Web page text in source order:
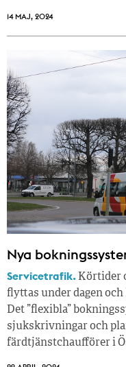
14 MAJ, 2024
Nya
Servicetrafik. Körtider
flyttas under dagen
Det ”flexibla”
sjukskrivningar och
färdtjänstchaufförer i